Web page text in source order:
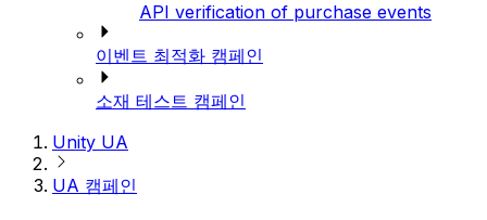
API verification of purchase events
이벤트 최적화 캠페인
소재 테스트 캠페인
Unity UA
UA 캠페인